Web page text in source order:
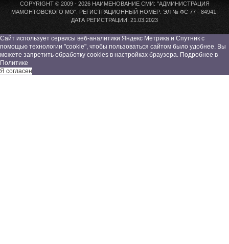
COPYRIGHT © 2009 - 2026 НАИМЕНОВАНИЕ СМИ: "АДМИНИСТРАЦИЯ
МАМОНТОВСКОГО МО". РЕГИСТРАЦИОННЫЙ НОМЕР: ЭЛ № ФС 77 - 84941.
ДАТА РЕГИСТРАЦИИ: 21.03.2023
Сайт использует сервисы веб-аналитики Яндекс Метрика и Спутник с
помощью технологии "cookie", чтобы пользоваться сайтом было удобнее. Вы
можете запретить обработку cookies в настройках браузера. Подробнее в
Политике
Я согласен